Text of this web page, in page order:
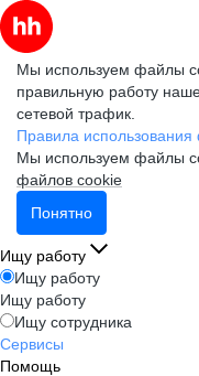
Мы используем файлы
правильную работу
сетевой трафик.
Правила
Мы используем файлы
файлов cookie
Понятно
Ищу работу
Ищу работу
Ищу работу
Ищу сотрудника
Сервисы
Помощь